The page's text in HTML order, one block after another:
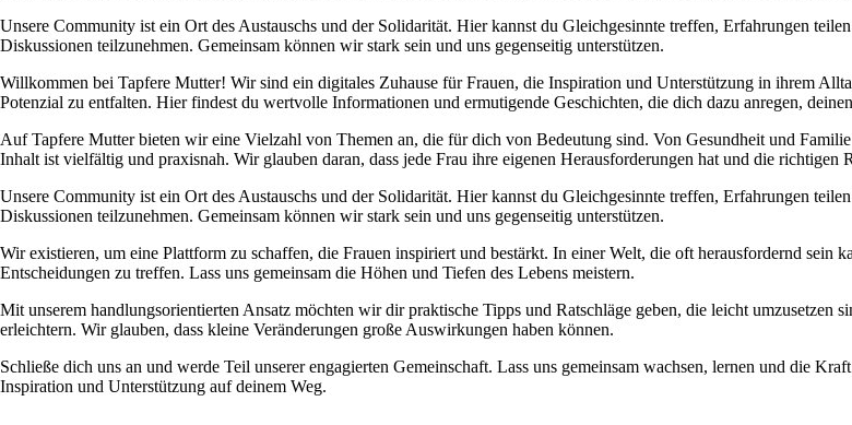
Unsere Community ist ein Ort des Austauschs und der Solidarität. Hier kannst du Gleichgesinnte treffen, Erfahrungen
Diskussionen teilzunehmen. Gemeinsam können wir stark sein und uns gegenseitig unterstützen.
Willkommen bei Tapfere Mutter! Wir sind ein digitales Zuhause für Frauen, die Inspiration und Unterstützung in ihrem
Potenzial zu entfalten. Hier findest du wertvolle Informationen und ermutigende Geschichten, die dich dazu anregen,
Auf Tapfere Mutter bieten wir eine Vielzahl von Themen an, die für dich von Bedeutung sind. Von Gesundheit und
Inhalt ist vielfältig und praxisnah. Wir glauben daran, dass jede Frau ihre eigenen Herausforderungen hat und die richtigen
Unsere Community ist ein Ort des Austauschs und der Solidarität. Hier kannst du Gleichgesinnte treffen, Erfahrungen
Diskussionen teilzunehmen. Gemeinsam können wir stark sein und uns gegenseitig unterstützen.
Wir existieren, um eine Plattform zu schaffen, die Frauen inspiriert und bestärkt. In einer Welt, die oft herausfordernd sein
Entscheidungen zu treffen. Lass uns gemeinsam die Höhen und Tiefen des Lebens meistern.
Mit unserem handlungsorientierten Ansatz möchten wir dir praktische Tipps und Ratschläge geben, die leicht
erleichtern. Wir glauben, dass kleine Veränderungen große Auswirkungen haben können.
Schließe dich uns an und werde Teil unserer engagierten Gemeinschaft. Lass uns gemeinsam wachsen, lernen und die
Inspiration und Unterstützung auf deinem Weg.